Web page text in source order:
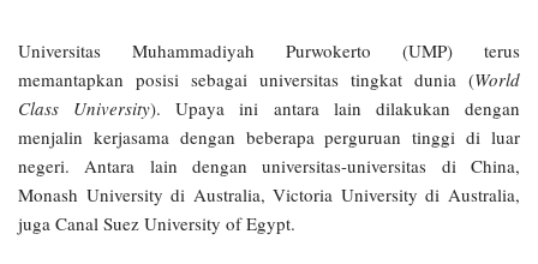
Universitas Muhammadiyah Purwokerto (UMP) terus
memantapkan posisi sebagai universitas tingkat dunia (World
Class University). Upaya ini antara lain dilakukan dengan
menjalin kerjasama dengan beberapa perguruan tinggi di luar
negeri. Antara lain dengan universitas-universitas di China,
Monash University di Australia, Victoria University di Australia,
juga Canal Suez University of Egypt.